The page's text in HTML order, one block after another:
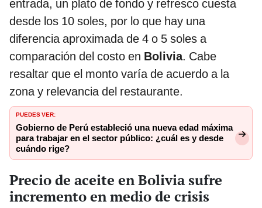
entrada, un plato de fondo y refresco cuesta
desde los 10 soles, por lo que hay una
diferencia aproximada de 4 o 5 soles a
comparación del costo en Bolivia. Cabe
resaltar que el monto varía de acuerdo a la
zona y relevancia del restaurante.
PUEDES VER:
Gobierno de Perú estableció una nueva edad máxima
para trabajar en el sector público: ¿cuál es y desde
cuándo rige?
Precio de aceite en Bolivia sufre
incremento en medio de crisis